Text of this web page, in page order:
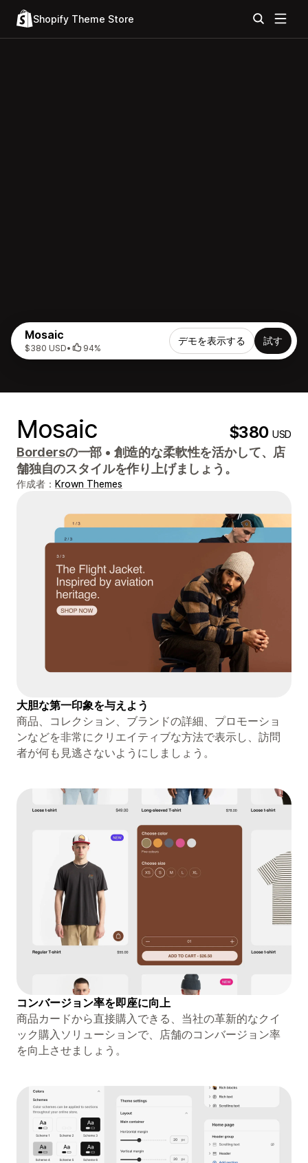
Shopify Theme Store
Mosaic
$380 USD• 94%
デモを表示する 試す
Mosaic $380USD
Bordersの一部 • 創造的な柔軟性を活かして、店
舗独自のスタイルを作り上げましょう。
作成者： Krown Themes
大胆な第一印象を与えよう
商品、コレクション、ブランドの詳細、プロモーショ
ンなどを非常にクリエイティブな方法で表示し、訪問
者が何も見逃さないようにしましょう。
コンバージョン率を即座に向上
商品カードから直接購入できる、当社の革新的なクイ
ック購入ソリューションで、店舗のコンバージョン率
を向上させましょう。